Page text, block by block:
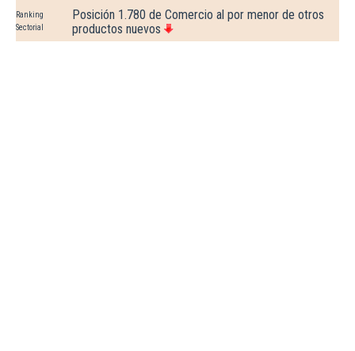
Ranking
Sectorial
Posición 1.780 de Comercio al por menor de otros
productos nuevos